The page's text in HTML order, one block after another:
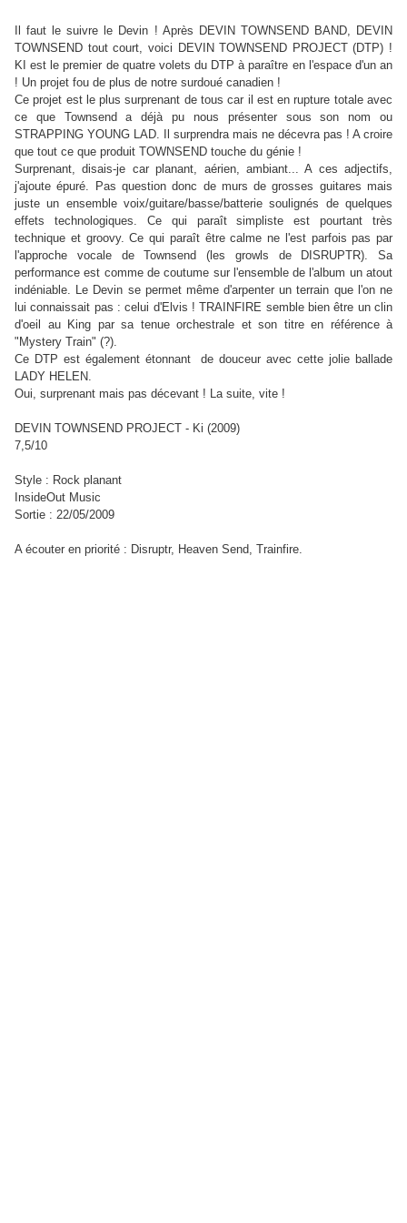
Il faut le suivre le Devin ! Après DEVIN TOWNSEND BAND, DEVIN
TOWNSEND tout court, voici DEVIN TOWNSEND PROJECT (DTP) !
KI est le premier de quatre volets du DTP à paraître en l'espace d'un an
! Un projet fou de plus de notre surdoué canadien !
Ce projet est le plus surprenant de tous car il est en rupture totale avec
ce que Townsend a déjà pu nous présenter sous son nom ou
STRAPPING YOUNG LAD. Il surprendra mais ne décevra pas ! A croire
que tout ce que produit TOWNSEND touche du génie !
Surprenant, disais-je car planant, aérien, ambiant... A ces adjectifs,
j'ajoute épuré. Pas question donc de murs de grosses guitares mais
juste un ensemble voix/guitare/basse/batterie soulignés de quelques
effets technologiques. Ce qui paraît simpliste est pourtant très
technique et groovy. Ce qui paraît être calme ne l'est parfois pas par
l'approche vocale de Townsend (les growls de DISRUPTR). Sa
performance est comme de coutume sur l'ensemble de l'album un atout
indéniable. Le Devin se permet même d'arpenter un terrain que l'on ne
lui connaissait pas : celui d'Elvis ! TRAINFIRE semble bien être un clin
d'oeil au King par sa tenue orchestrale et son titre en référence à
"Mystery Train" (?).
Ce DTP est également étonnant de douceur avec cette jolie ballade
LADY HELEN.
Oui, surprenant mais pas décevant ! La suite, vite !
DEVIN TOWNSEND PROJECT - Ki (2009)
7,5/10
Style : Rock planant
InsideOut Music
Sortie : 22/05/2009
A écouter en priorité : Disruptr, Heaven Send, Trainfire.